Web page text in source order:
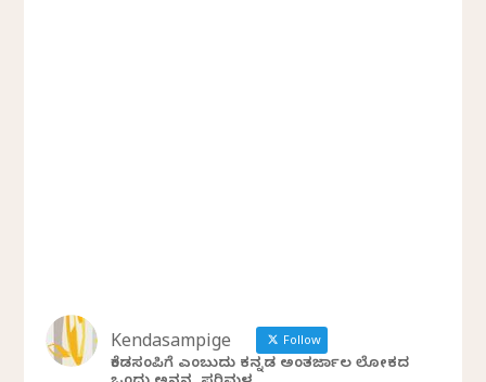
Kendasampige Follow
ಕೆಂಡಸಂಪಿಗೆ ಎಂಬುದು ಕನ್ನಡ ಅಂತರ್ಜಾಲ ಲೋಕದ